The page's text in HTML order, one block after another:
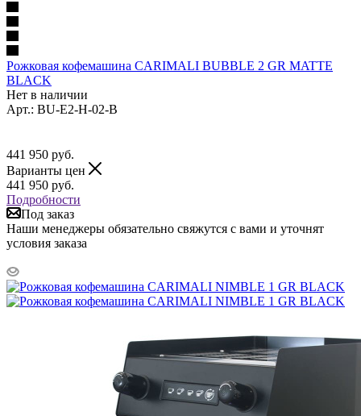
Рожковая кофемашина CARIMALI BUBBLE 2 GR MATTE
BLACK
Нет в наличии
Арт.: BU-E2-H-02-B
441 950 руб.
Варианты цен
441 950 руб.
Подробности
Под заказ
Наши менеджеры обязательно свяжутся с вами и уточнят
условия заказа